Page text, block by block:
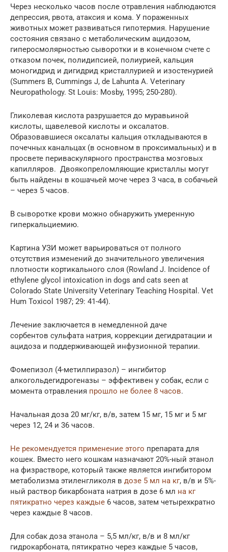
Через несколько часов после отравления наблюдаются
депрессия, рвота, атаксия и кома. У пораженных
животных может развиваться гипотермия. Нарушение
состояния связано с метаболическим ацидозом,
гиперосмолярностью сыворотки и в конечном счете с
отказом почек, полидипсией, полиурией, кальция
моногидрид и дигидрид кристаллурией и изостенурией
(Summers B, Cummings J, de Lahunta A. Veterinary
Neuropathology. St Louis: Mosby, 1995; 250-280).
Гликолевая кислота разрушается до муравьиной
кислоты, щавелевой кислоты и оксалатов.
Образовавшиеся оксалаты кальция откладываются в
почечных канальцах (в основном в проксимальных) и в
просвете периваскулярного пространства мозговых
капилляров. Двоякопреломляющие кристаллы могут
быть найдены в кошачьей моче через 3 часа, в собачьей
– через 5 часов.
В сыворотке крови можно обнаружить умеренную
гиперкальциемию.
Картина УЗИ может варьироваться от полного
отсутствия изменений до значительного увеличения
плотности кортикального слоя (Rowland J. Incidence of
ethylene glycol intoxication in dogs and cats seen at
Colorado State University Veterinary Teaching Hospital. Vet
Hum Toxicol 1987; 29: 41-44).
Лечение заключается в немедленной даче
сорбентов сульфата натрия, коррекции дегидратации и
ацидоза и поддерживающей инфузионной терапии.
Фомепизол (4-метилпиразол) – ингибитор
алкогольдегидрогеназы – эффективен у собак, если с
момента отравления прошло не более 8 часов.
Начальная доза 20 мг/кг, в/в, затем 15 мг, 15 мг и 5 мг
через 12, 24 и 36 часов.
Не рекомендуется применение этого препарата для
кошек. Вместо него кошкам назначают 20%-ный этанол
на физрастворе, который также является ингибитором
метаболизма этиленгликоля в дозе 5 мл на кг, в/в и 5%-
ный раствор бикарбоната натрия в дозе 6 мл на кг
пятикратно через каждые 6 часов, затем четырехкратно
через каждые 8 часов.
Для собак доза этанола – 5,5 мл/кг, в/в и 8 мл/кг
гидрокарбоната, пятикратно через каждые 5 часов,